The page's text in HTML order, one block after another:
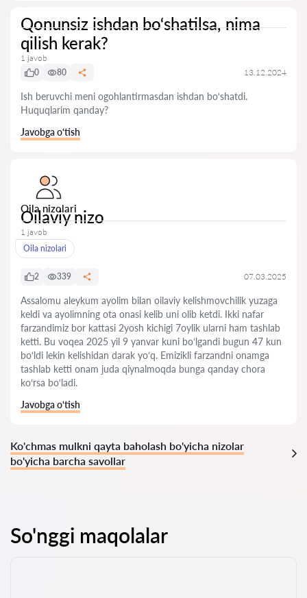
Qonunsiz ishdan bo‘shatilsa, nima
qilish kerak?
1 javob
0
80 13.12.2024
Ish beruvchi meni ogohlantirmasdan ishdan bo‘shatdi.
Huquqlarim qanday?
Javobga o‘tish
Oila nizolari
Oilaviy nizo
1 javob
Oila nizolari
2 339 07.03.2025
Assalomu aleykum ayolim bilan oilaviy kelishmovchilik yuzaga
keldi va ayolimning ota onasi kelib uni olib ketdi. Ikki nafar
farzandimiz bor kattasi 2yosh kichigi 7oylik ularni ham tashlab
ketti. Bu voqea 2025 yil 9 yanvar kuni bo‘lgandi bugun 47 kun
bo‘ldi lekin kelishidan darak yo‘q. Emizikli farzandni onamga
tashlab ketti onam juda qiynalmoqda bunga qanday chora
ko‘rsa bo‘ladi.
Javobga o‘tish
Ko'chmas mulkni qayta baholash bo'yicha nizolar
bo'yicha barcha savollar
So'nggi maqolalar